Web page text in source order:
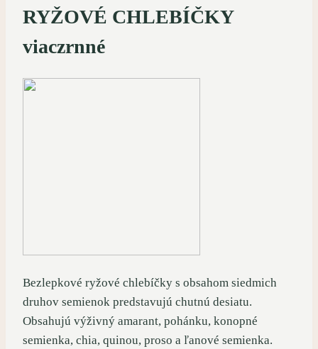
RYŽOVÉ CHLEBÍČKY
viaczrnné
Bezlepkové ryžové chlebíčky s obsahom siedmich
druhov semienok predstavujú chutnú desiatu.
Obsahujú výživný amarant, pohánku, konopné
semienka, chia, quinou, proso a ľanové semienka.